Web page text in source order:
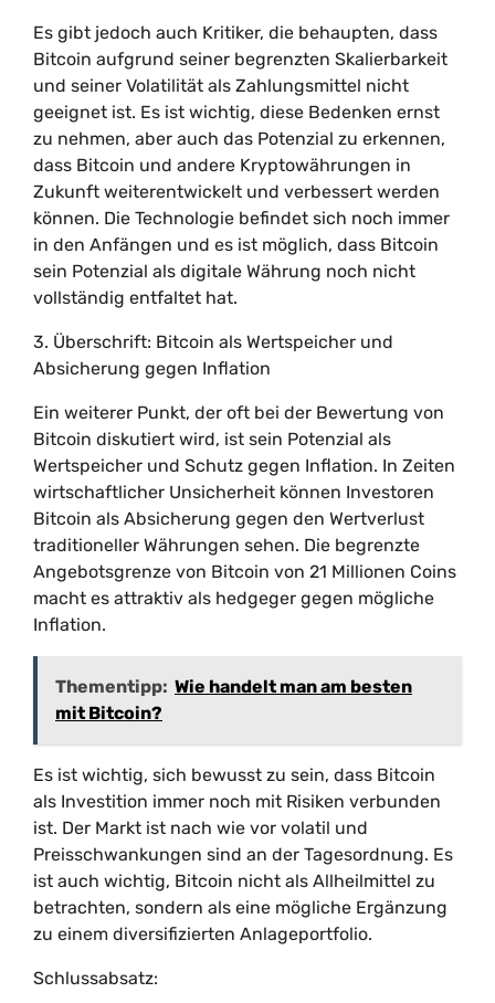
Es gibt jedoch auch Kritiker, die behaupten, dass
Bitcoin aufgrund seiner begrenzten Skalierbarkeit
und seiner Volatilität als Zahlungsmittel nicht
geeignet ist. Es ist wichtig, diese Bedenken ernst
zu nehmen, aber auch das Potenzial zu erkennen,
dass Bitcoin und andere Kryptowährungen in
Zukunft weiterentwickelt und verbessert werden
können. Die Technologie befindet sich noch immer
in den Anfängen und es ist möglich, dass Bitcoin
sein Potenzial als digitale Währung noch nicht
vollständig entfaltet hat.
3. Überschrift: Bitcoin als Wertspeicher und
Absicherung gegen Inflation
Ein weiterer Punkt, der oft bei der Bewertung von
Bitcoin diskutiert wird, ist sein Potenzial als
Wertspeicher und Schutz gegen Inflation. In Zeiten
wirtschaftlicher Unsicherheit können Investoren
Bitcoin als Absicherung gegen den Wertverlust
traditioneller Währungen sehen. Die begrenzte
Angebotsgrenze von Bitcoin von 21 Millionen Coins
macht es attraktiv als hedgeger gegen mögliche
Inflation.
Thementipp: Wie handelt man am besten
mit Bitcoin?
Es ist wichtig, sich bewusst zu sein, dass Bitcoin
als Investition immer noch mit Risiken verbunden
ist. Der Markt ist nach wie vor volatil und
Preisschwankungen sind an der Tagesordnung. Es
ist auch wichtig, Bitcoin nicht als Allheilmittel zu
betrachten, sondern als eine mögliche Ergänzung
zu einem diversifizierten Anlageportfolio.
Schlussabsatz: